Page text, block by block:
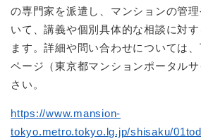
の専門家を派遣し、マンションの管
いて、講義や個別具体的な相談に対
ます。詳細や問い合わせについては
ページ（東京都マンションポータル
さい。
https://www.mansion-
tokyo.metro.tokyo.lg.jp/shisaku/